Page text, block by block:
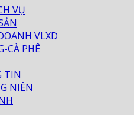
VỤ
VLXD
CÀ PHÊ
TIN
NIÊN